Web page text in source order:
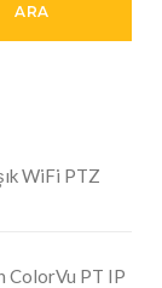
ARA
WiFi PTZ
ColorVu PT IP